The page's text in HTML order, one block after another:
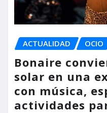
ACTUALIDAD OCIO
Bonaire
solar en una
con música,
actividades